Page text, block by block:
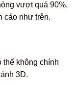
vượt quá 90%.
cáo như trên.
thể không chính
3D.